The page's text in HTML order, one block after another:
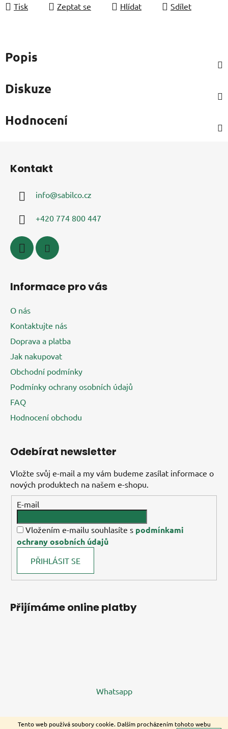
Tento web používá soubory cookie. Dalším procházením tohoto webu
Tisk Zeptat se Hlídat Sdílet
Popis
Diskuze
Hodnocení
Kontakt
info@sabilco.cz
+420 774 800 447
Informace pro vás
O nás
Kontaktujte nás
Doprava a platba
Jak nakupovat
Obchodní podmínky
Podmínky ochrany osobních údajů
FAQ
Hodnocení obchodu
Odebírat newsletter
Vložte svůj e-mail a my vám budeme zasílat informace o
nových produktech na našem e-shopu.
E-mail
Vložením e-mailu souhlasíte s podmínkami
ochrany osobních údajů
PŘIHLÁSIT SE
Přijímáme online platby
Whatsapp